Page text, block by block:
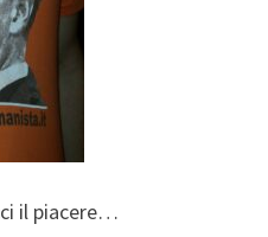
il piacere…